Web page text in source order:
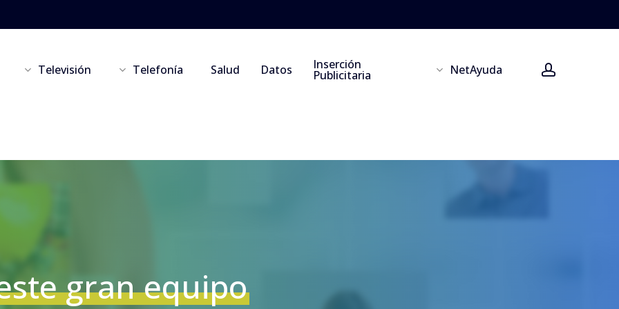
Televisión Telefonía Salud Datos Inserción
Publicitaria NetAyuda account
gran equipo